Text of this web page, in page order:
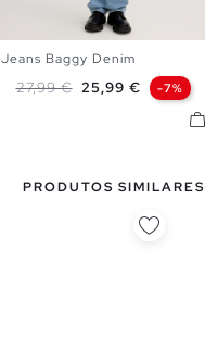
40
Jeans Baggy Denim
Preço normal
27,99 € Preço
25,99 € -7%
PRODUTOS SIMILARES